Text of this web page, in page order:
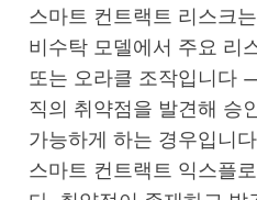
스마트 컨트랙트 리스크
비수탁 모델에서 주요 리
또는 오라클 조작입니다
직의 취약점을 발견해 승
가능하게 하는 경우입니
스마트 컨트랙트 익스플